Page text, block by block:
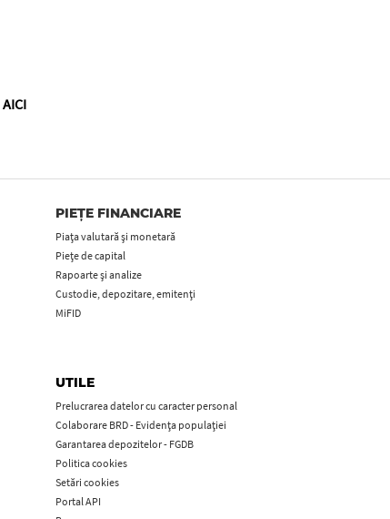
AICI
PIEȚE FINANCIARE
Piața valutară și monetară
Piețe de capital
Rapoarte și analize
Custodie, depozitare, emitenți
MiFID
UTILE
Prelucrarea datelor cu caracter personal
Colaborare BRD - Evidența populației
Garantarea depozitelor - FGDB
Politica cookies
Setări cookies
Portal API